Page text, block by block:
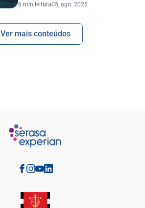
proteger sua empresa?
6 min leitura05, ago. 2026
Ver mais conteúdos